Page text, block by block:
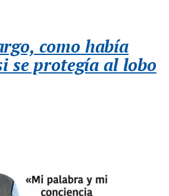
se protegía al lobo